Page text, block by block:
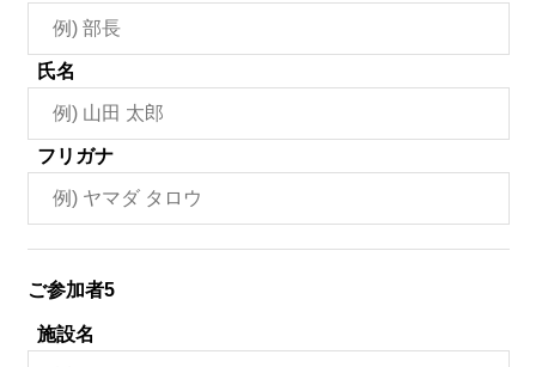
氏名
フリガナ
ご参加者5
施設名